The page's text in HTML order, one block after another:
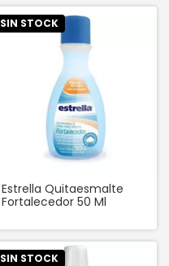
SIN STOCK
Estrella Quitaesmalte
Fortalecedor 50 Ml
SIN STOCK